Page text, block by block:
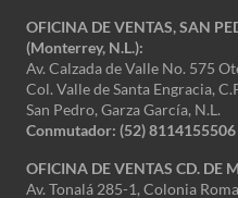
OFICINA DE VENTAS, SAN
(Monterrey, N.L.):
Av. Calzada de Valle No. 575
Col. Valle de Santa Engracia,
San Pedro, Garza García, N.L.
Conmutador: (52) 8114155506
OFICINA DE VENTAS CD. DE
Av. Tonalá 285-1, Colonia